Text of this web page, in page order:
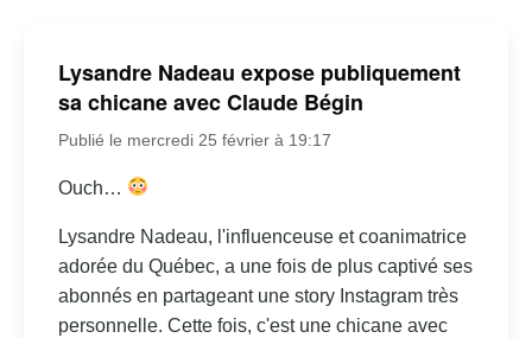
Lysandre Nadeau expose publiquement
sa chicane avec Claude Bégin
Publié le mercredi 25 février à 19:17
Ouch…
Lysandre Nadeau, l'influenceuse et coanimatrice
adorée du Québec, a une fois de plus captivé ses
abonnés en partageant une story Instagram très
personnelle. Cette fois, c'est une chicane avec